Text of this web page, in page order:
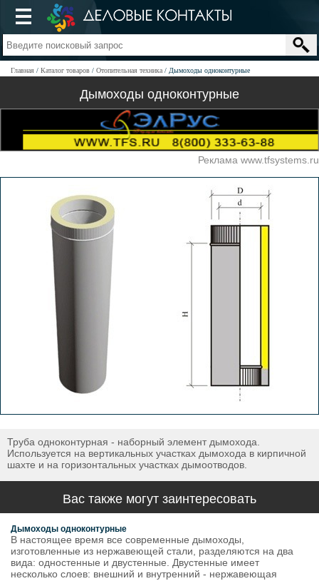
Главная Каталог товаров Отопительная техника Дымоходы одноконтурные
Дымоходы одноконтурные
Реклама www.tfsystems.ru
Труба одноконтурная - наборный элемент дымохода.
Используется на вертикальных участках дымохода в кирпичной
шахте и на горизонтальных участках дымоотводов.
Вас также могут заинтересовать
Дымоходы одноконтурные
В настоящее время все современные дымоходы,
изготовленные из нержавеющей стали, разделяются на два
вида: одностенные и двустенные. Двустенные имеет
несколько слоев: внешний и внутренний - нержавеющая